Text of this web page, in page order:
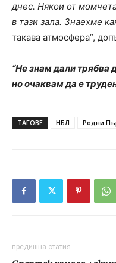
днес. Някои от
в тази зала. Знаехме
такава атмосфера”,
“Не знам дали трябва
но очаквам да е
ТАГОВЕ НБЛ Родни
предишна статия